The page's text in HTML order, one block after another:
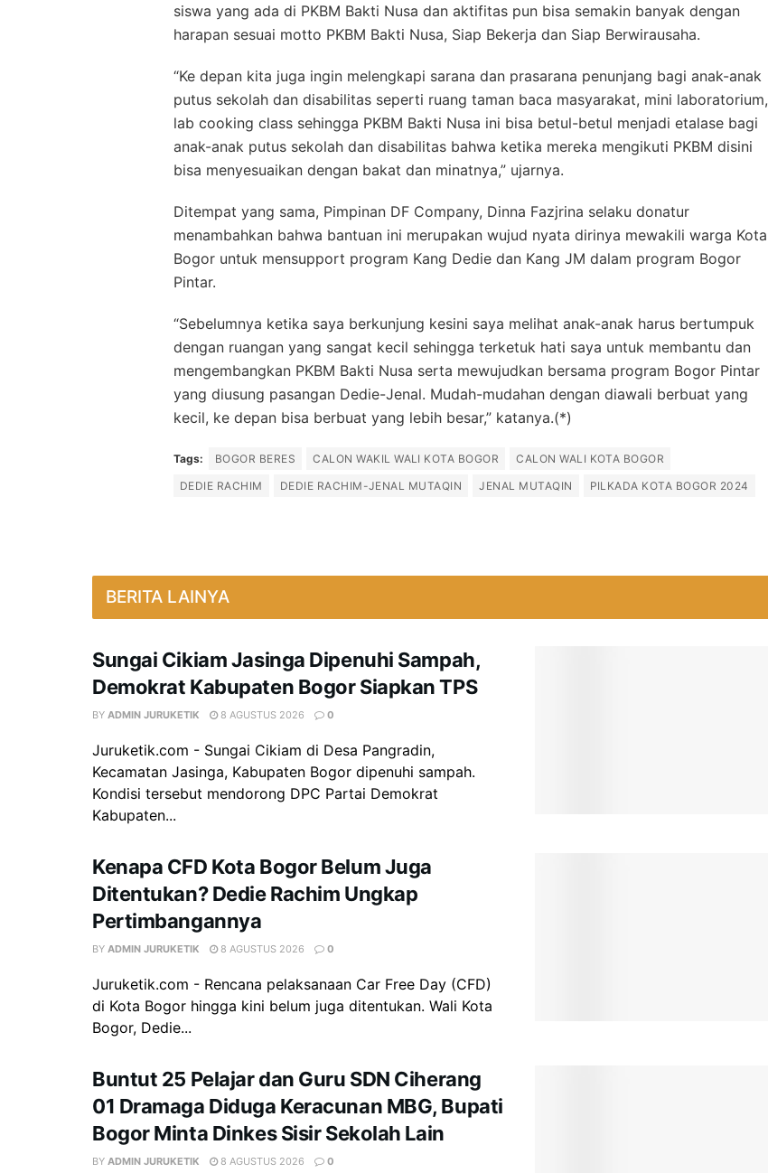
siswa yang ada di PKBM Bakti Nusa dan aktifitas pun bisa semakin banyak dengan
harapan sesuai motto PKBM Bakti Nusa, Siap Bekerja dan Siap Berwirausaha.
“Ke depan kita juga ingin melengkapi sarana dan prasarana penunjang bagi anak-anak
putus sekolah dan disabilitas seperti ruang taman baca masyarakat, mini laboratorium,
lab cooking class sehingga PKBM Bakti Nusa ini bisa betul-betul menjadi etalase bagi
anak-anak putus sekolah dan disabilitas bahwa ketika mereka mengikuti PKBM disini
bisa menyesuaikan dengan bakat dan minatnya,” ujarnya.
Ditempat yang sama, Pimpinan DF Company, Dinna Fazjrina selaku donatur
menambahkan bahwa bantuan ini merupakan wujud nyata dirinya mewakili warga Kota
Bogor untuk mensupport program Kang Dedie dan Kang JM dalam program Bogor
Pintar.
“Sebelumnya ketika saya berkunjung kesini saya melihat anak-anak harus bertumpuk
dengan ruangan yang sangat kecil sehingga terketuk hati saya untuk membantu dan
mengembangkan PKBM Bakti Nusa serta mewujudkan bersama program Bogor Pintar
yang diusung pasangan Dedie-Jenal. Mudah-mudahan dengan diawali berbuat yang
kecil, ke depan bisa berbuat yang lebih besar,” katanya.(*)
Tags: BOGOR BERES CALON WAKIL WALI KOTA BOGOR
CALON WALI KOTA BOGOR
DEDIE RACHIM
DEDIE RACHIM-JENAL MUTAQIN JENAL MUTAQIN PILKADA KOTA BOGOR 2024
BERITA LAINYA
Sungai Cikiam Jasinga Dipenuhi Sampah,
Demokrat Kabupaten Bogor Siapkan TPS
BY ADMIN JURUKETIK 8 AGUSTUS 2026 0
Juruketik.com - Sungai Cikiam di Desa Pangradin,
Kecamatan Jasinga, Kabupaten Bogor dipenuhi sampah.
Kondisi tersebut mendorong DPC Partai Demokrat
Kabupaten...
Kenapa CFD Kota Bogor Belum Juga
Ditentukan? Dedie Rachim Ungkap
Pertimbangannya
BY ADMIN JURUKETIK 8 AGUSTUS 2026 0
Juruketik.com - Rencana pelaksanaan Car Free Day (CFD)
di Kota Bogor hingga kini belum juga ditentukan. Wali Kota
Bogor, Dedie...
Buntut 25 Pelajar dan Guru SDN Ciherang
01 Dramaga Diduga Keracunan MBG, Bupati
Bogor Minta Dinkes Sisir Sekolah Lain
BY ADMIN JURUKETIK 8 AGUSTUS 2026 0